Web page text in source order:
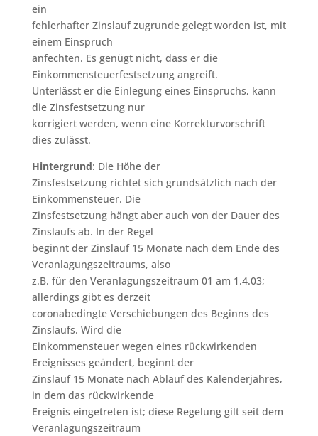
ein
fehlerhafter Zinslauf zugrunde gelegt worden ist, mit
einem Einspruch
anfechten. Es genügt nicht, dass er die
Einkommensteuerfestsetzung angreift.
Unterlässt er die Einlegung eines Einspruchs, kann
die Zinsfestsetzung nur
korrigiert werden, wenn eine Korrekturvorschrift
dies zulässt.
Hintergrund: Die Höhe der
Zinsfestsetzung richtet sich grundsätzlich nach der
Einkommensteuer. Die
Zinsfestsetzung hängt aber auch von der Dauer des
Zinslaufs ab. In der Regel
beginnt der Zinslauf 15 Monate nach dem Ende des
Veranlagungszeitraums, also
z.B. für den Veranlagungszeitraum 01 am 1.4.03;
allerdings gibt es derzeit
coronabedingte Verschiebungen des Beginns des
Zinslaufs. Wird die
Einkommensteuer wegen eines rückwirkenden
Ereignisses geändert, beginnt der
Zinslauf 15 Monate nach Ablauf des Kalenderjahres,
in dem das rückwirkende
Ereignis eingetreten ist; diese Regelung gilt seit dem
Veranlagungszeitraum